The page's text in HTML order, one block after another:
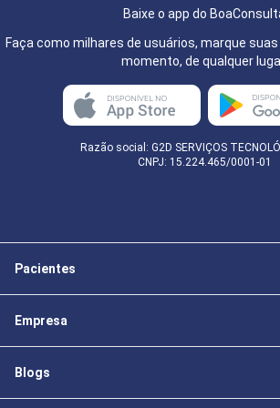
Baixe o app do
Faça como milhares de usuários, marque
momento, de qualquer
Razão social: G2D SERVIÇOS
CNPJ: 15.224.465/0001-01
Pacientes
Empresa
Blogs